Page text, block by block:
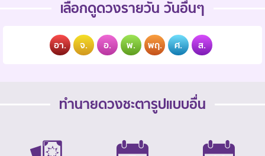
เลือกดูดวงรายวัน วันอื่นๆ
อา. จ. อ. พ. พฤ. ศ. ส.
ทำนายดวงชะตารูปแบบอื่น